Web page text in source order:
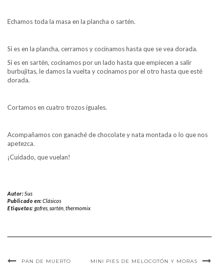
Echamos toda la masa en la plancha o sartén.
Si es en la plancha, cerramos y cocinamos hasta que se vea dorada.
Si es en sartén, cocinamos por un lado hasta que empiecen a salir
burbujitas, le damos la vuelta y cocinamos por el otro hasta que esté
dorada.
Cortamos en cuatro trozos iguales.
Acompañamos con ganaché de chocolate y nata montada o lo que nos
apetezca.
¡Cuidado, que vuelan!
Autor:Sus
Publicado en:Clásicos
Etiquetas: gofres, sartén, thermomix
PAN DE MUERTO MINI PIES DE MELOCOTÓN Y MORAS